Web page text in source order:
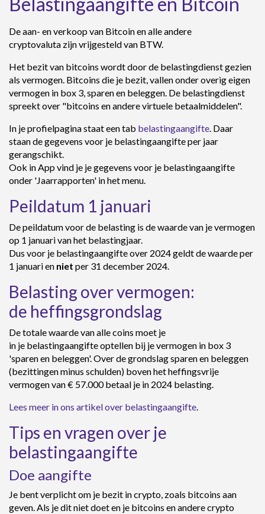
De aan- en verkoop van Bitcoin en alle andere
cryptovaluta zijn vrijgesteld van BTW.
Het bezit van bitcoins wordt door de belastingdienst gezien
als vermogen. Bitcoins die je bezit, vallen onder overig eigen
vermogen in box 3, sparen en beleggen. De belastingdienst
spreekt over "bitcoins en andere virtuele betaalmiddelen".
In je profielpagina staat een tab belastingaangifte. Daar
staan de gegevens voor je belastingaangifte per jaar
gerangschikt.
Ook in App vind je je gegevens voor je belastingaangifte
onder 'Jaarrapporten' in het menu.
Peildatum 1 januari
De peildatum voor de belasting is de waarde van je vermogen
op 1 januari van het belastingjaar.
Dus voor je belastingaangifte over 2024 geldt de waarde per
1 januari en niet per 31 december 2024.
Belasting over vermogen:
de heffingsgrondslag
De totale waarde van alle coins moet je
in je belastingaangifte optellen bij je vermogen in box 3
'sparen en beleggen'. Over de grondslag sparen en beleggen
(bezittingen minus schulden) boven het heffingsvrije
vermogen van € 57.000 betaal je in 2024 belasting.
Lees meer in ons artikel over belastingaangifte.
Tips en vragen over je
belastingaangifte
Doe aangifte
Je bent verplicht om je bezit in crypto, zoals bitcoins aan
geven. Als je dit niet doet en je bitcoins en andere crypto